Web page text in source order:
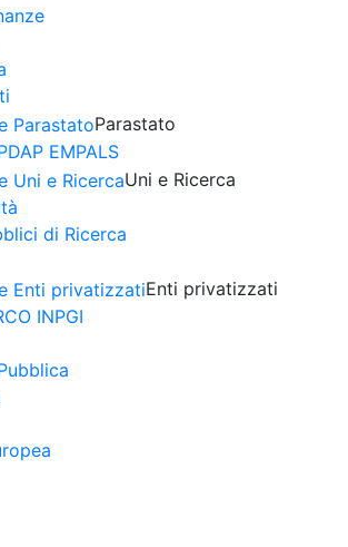
Parastato
EMPALS
Uni e Ricerca
di Ricerca
Enti privatizzati
INPGI